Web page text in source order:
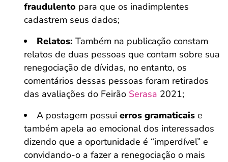
fraudulento para que os inadimplentes
cadastrem seus dados;
Relatos: Também na publicação constam
relatos de duas pessoas que contam sobre sua
renegociação de dívidas, no entanto, os
comentários dessas pessoas foram retirados
das avaliações do Feirão Serasa 2021;
A postagem possui erros gramaticais e
também apela ao emocional dos interessados
dizendo que a oportunidade é “imperdível” e
convidando-o a fazer a renegociação o mais